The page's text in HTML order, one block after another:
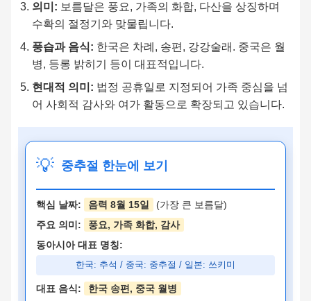
의미: 보름달은 풍요, 가족의 화합, 다산을 상징하며
수확의 절정기와 맞물립니다.
풍습과 음식: 한국은 차례, 송편, 강강술래. 중국은 월
병, 등롱 밝히기 등이 대표적입니다.
현대적 의미: 법정 공휴일로 지정되어 가족 중심을 넘
어 사회적 감사와 여가 활동으로 확장되고 있습니다.
💡 중추절 한눈에 보기
핵심 날짜: 음력 8월 15일
(가장 큰 보름달)
주요 의미:
풍요, 가족 화합, 감사
동아시아 대표 명칭:
한국: 추석 / 중국: 중추절 / 일본: 쓰키미
대표 음식: 한국 송편, 중국 월병